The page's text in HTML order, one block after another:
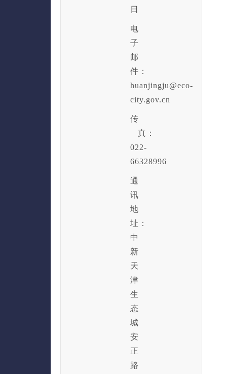
日
电
子
邮
件：
huanjingju@eco-
city.gov.cn
传
真：
022-
66328996
通
讯
地
址：
中
新
天
津
生
态
城
安
正
路